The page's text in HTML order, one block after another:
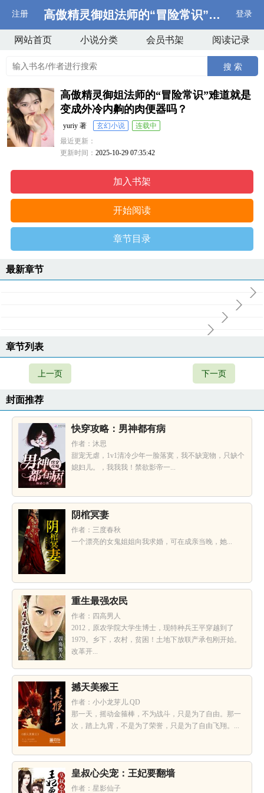
注册 高傲精灵御姐法师的“冒险常识”难道就是
登录
网站首页 小说分类 会员书架 阅读记录
搜 索
高傲精灵御姐法师的“冒险常识”难道就是
变成外冷内齁的肉便器吗？
yuriy 著 玄幻小说
连载中
最近更新：
更新时间：2025-10-29 07:35:42
加入书架
开始阅读
章节目录
最新章节
章节列表
上一页 下一页
封面推荐
快穿攻略：男神都有病
作者：沐思
甜宠无虐，1v1清冷少年一脸落寞，我不缺宠物，只缺个
媳妇儿。，我我我！禁欲影帝一...
阴棺冥妻
作者：三度春秋
一个漂亮的女鬼姐姐向我求婚，可在成亲当晚，她...
重生最强农民
作者：四高男人
2012，原农学院大学生博士，现特种兵王平穿越到了
1979。乡下，农村，贫困！土地下放联产承包刚开始。
改革开...
撼天美猴王
作者：小小龙芽儿.QD
那一天，摇动金箍棒，不为战斗，只是为了自由。那一
次，踏上九霄，不是为了荣誉，只是为了自由飞翔。...
皇叔心尖宠：王妃要翻墙
作者：星影仙子